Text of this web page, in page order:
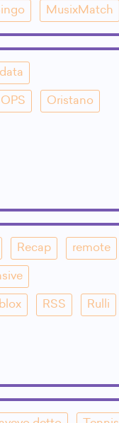
MusixMatch
OPS Oristano
Recap remote
RSS Rulli